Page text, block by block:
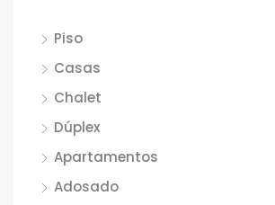
Piso
Casas
Chalet
Dúplex
Apartamentos
Adosado